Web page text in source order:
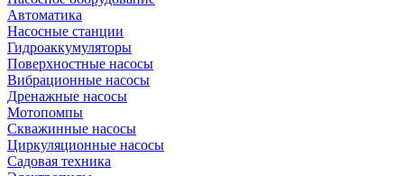
Автоматика
Насосные станции
Гидроаккумуляторы
Поверхностные насосы
Вибрационные насосы
Дренажные насосы
Мотопомпы
Скважинные насосы
Циркуляционные насосы
Садовая техника